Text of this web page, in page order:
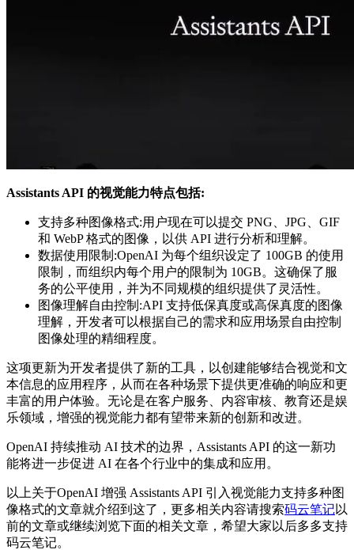
Assistants API 的视觉能力特点包括:
支持多种图像格式:用户现在可以提交 PNG、JPG、GIF
和 WebP 格式的图像，以供 API 进行分析和理解。
数据使用限制:OpenAI 为每个组织设定了 100GB 的使用
限制，而组织内每个用户的限制为 10GB。这确保了服
务的公平使用，并为不同规模的组织提供了灵活性。
图像理解自由控制:API 支持低保真度或高保真度的图像
理解，开发者可以根据自己的需求和应用场景自由控制
图像处理的精细程度。
这项更新为开发者提供了新的工具，以创建能够结合视觉和文
本信息的应用程序，从而在各种场景下提供更准确的响应和更
丰富的用户体验。无论是在客户服务、内容审核、教育还是娱
乐领域，增强的视觉能力都有望带来新的创新和改进。
OpenAI 持续推动 AI 技术的边界，Assistants API 的这一新功
能将进一步促进 AI 在各个行业中的集成和应用。
以上关于OpenAI 增强 Assistants API 引入视觉能力支持多种图
像格式的文章就介绍到这了，更多相关内容请搜索码云笔记以
前的文章或继续浏览下面的相关文章，希望大家以后多多支持
码云笔记。